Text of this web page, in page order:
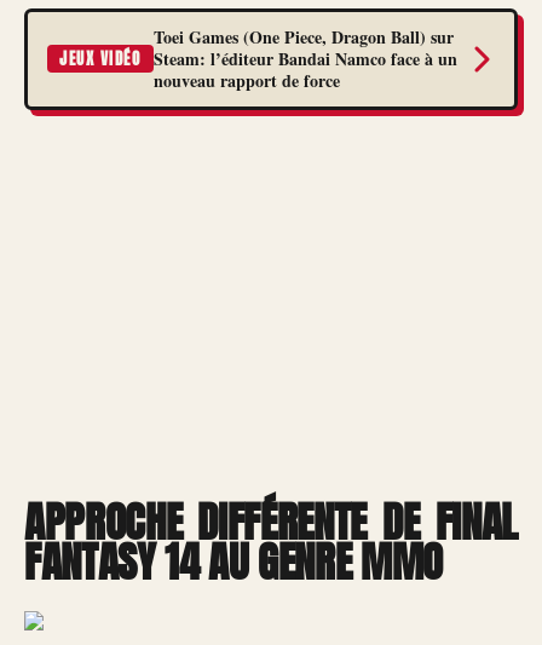
JEUX VIDÉO
Toei Games (One Piece, Dragon Ball) sur
Steam: l’éditeur Bandai Namco face à un
nouveau rapport de force
APPROCHE DIFFÉRENTE DE FINAL
FANTASY 14 AU GENRE MMO